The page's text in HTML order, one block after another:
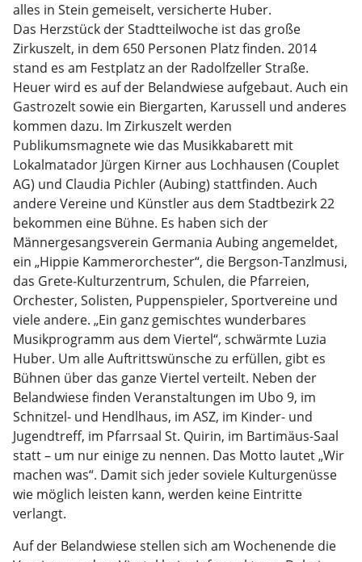
alles in Stein gemeiselt, versicherte Huber.
Das Herzstück der Stadtteilwoche ist das große
Zirkuszelt, in dem 650 Personen Platz finden. 2014
stand es am Festplatz an der Radolfzeller Straße.
Heuer wird es auf der Belandwiese aufgebaut. Auch ein
Gastrozelt sowie ein Biergarten, Karussell und anderes
kommen dazu. Im Zirkuszelt werden
Publikumsmagnete wie das Musikkabarett mit
Lokalmatador Jürgen Kirner aus Lochhausen (Couplet
AG) und Claudia Pichler (Aubing) stattfinden. Auch
andere Vereine und Künstler aus dem Stadtbezirk 22
bekommen eine Bühne. Es haben sich der
Männergesangsverein Germania Aubing angemeldet,
ein „Hippie Kammerorchester“, die Bergson-Tanzlmusi,
das Grete-Kulturzentrum, Schulen, die Pfarreien,
Orchester, Solisten, Puppenspieler, Sportvereine und
viele andere. „Ein ganz gemischtes wunderbares
Musikprogramm aus dem Viertel“, schwärmte Luzia
Huber. Um alle Auftrittswünsche zu erfüllen, gibt es
Bühnen über das ganze Viertel verteilt. Neben der
Belandwiese finden Veranstaltungen im Ubo 9, im
Schnitzel- und Hendlhaus, im ASZ, im Kinder- und
Jugendtreff, im Pfarrsaal St. Quirin, im Bartimäus-Saal
statt – um nur einige zu nennen. Das Motto lautet „Wir
machen was“. Damit sich jeder soviele Kulturgenüsse
wie möglich leisten kann, werden keine Eintritte
verlangt.
Auf der Belandwiese stellen sich am Wochenende die